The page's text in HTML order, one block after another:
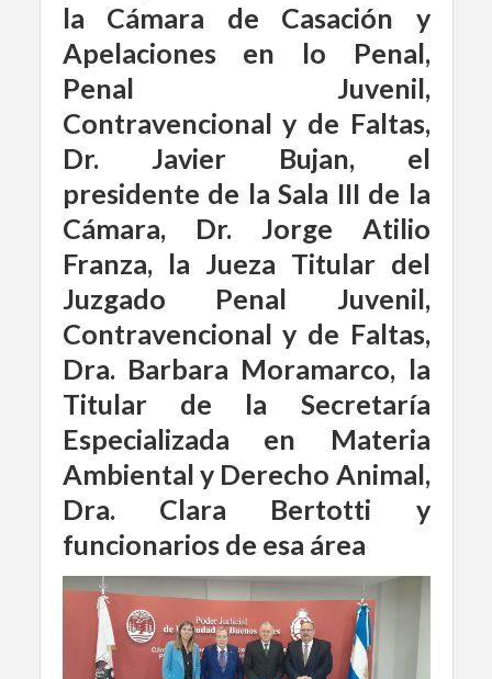
la Cámara de Casación y
Apelaciones en lo Penal,
Penal Juvenil,
Contravencional y de Faltas,
Dr. Javier Bujan, el
presidente de la Sala III de la
Cámara, Dr. Jorge Atilio
Franza, la Jueza Titular del
Juzgado Penal Juvenil,
Contravencional y de Faltas,
Dra. Barbara Moramarco, la
Titular de la Secretaría
Especializada en Materia
Ambiental y Derecho Animal,
Dra. Clara Bertotti y
funcionarios de esa área